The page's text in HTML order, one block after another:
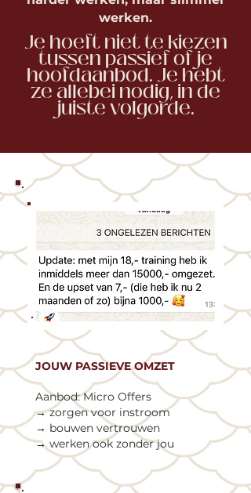
werken.
Je hoeft niet te kiezen
tussen passief of je
hoofdaanbod. Je hebt
ze allebei nodig, in de
juiste volgorde.
JOUW PASSIEVE OMZET
Aanbod: Micro Offers
→ zorgen voor instroom
→ bouwen vertrouwen
→ werken ook zonder jou